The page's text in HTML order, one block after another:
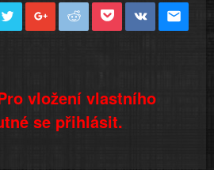
vložení vlastního
se přihlásit.